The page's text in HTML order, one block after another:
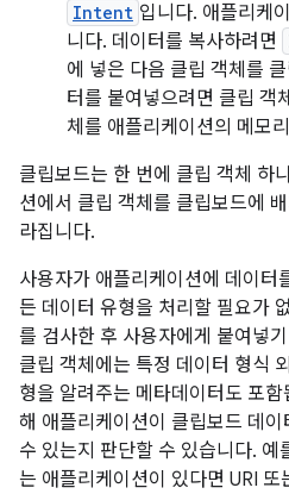
Intent 입니다. 애플리케
니다. 데이터를 복사하려면
에 넣은 다음 클립 객체를
터를 붙여넣으려면 클립 객
체를 애플리케이션의 메모
클립보드는 한 번에 클립 객체 하
션에서 클립 객체를 클립보드에
라집니다.
사용자가 애플리케이션에 데이터
든 데이터 유형을 처리할 필요가
를 검사한 후 사용자에게 붙여넣
클립 객체에는 특정 데이터 형식
형을 알려주는 메타데이터도 포
해 애플리케이션이 클립보드 데
수 있는지 판단할 수 있습니다.
는 애플리케이션이 있다면 URI 또